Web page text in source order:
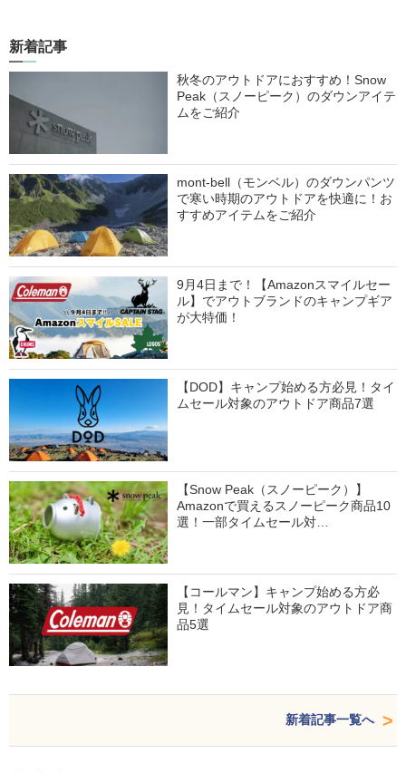
新着記事
秋冬のアウトドアにおすすめ！Snow
Peak（スノーピーク）のダウンアイテ
ムをご紹介
mont-bell（モンベル）のダウンパンツ
で寒い時期のアウトドアを快適に！お
すすめアイテムをご紹介
9月4日まで！【Amazonスマイルセー
ル】でアウトブランドのキャンプギア
が大特価！
【DOD】キャンプ始める方必見！タイ
ムセール対象のアウトドア商品7選
【Snow Peak（スノーピーク）】
Amazonで買えるスノーピーク商品10
選！一部タイムセール対…
【コールマン】キャンプ始める方必
見！タイムセール対象のアウトドア商
品5選
新着記事一覧へ